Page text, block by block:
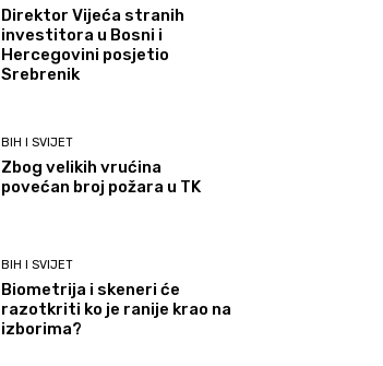
Direktor Vijeća stranih
investitora u Bosni i
Hercegovini posjetio
Srebrenik
BIH I SVIJET
Zbog velikih vrućina
povećan broj požara u TK
BIH I SVIJET
Biometrija i skeneri će
razotkriti ko je ranije krao na
izborima?